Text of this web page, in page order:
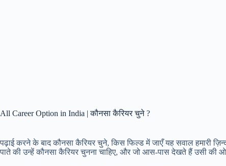
All Career Option in India | कौनसा कैरियर चुने ?
पढ़ाई करने के बाद कौनसा कैरियर चुने, किस फिल्ड में जाएँ यह सवाल हमारी
पाते की उन्हें कौनसा कैरियर चुनना चाहिए, और जो आस-पास देखते हैं उसी की